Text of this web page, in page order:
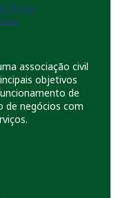
Bolsa
associação civil
objetivos
de
de negócios com